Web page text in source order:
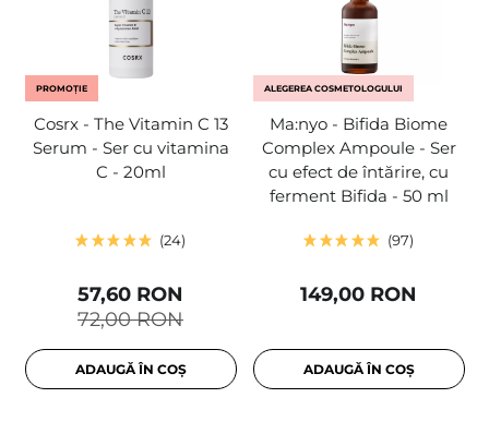
PROMOȚIE
Cosrx - The Vitamin C 13
Serum - Ser cu vitamina
C - 20ml
24
72,00 RON
57,60 RON
ADAUGĂ ÎN COȘ
ALEGEREA COSMETOLOGULUI
Ma:nyo - Bifida Biome
Complex Ampoule - Ser
cu efect de întărire, cu
ferment Bifida - 50 ml
97
149,00 RON
ADAUGĂ ÎN COȘ